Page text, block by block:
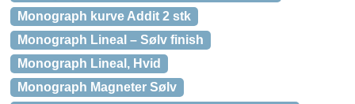
Monograph kurve Addit 2 stk
Monograph Lineal – Sølv finish
Monograph Lineal, Hvid
Monograph Magneter Sølv